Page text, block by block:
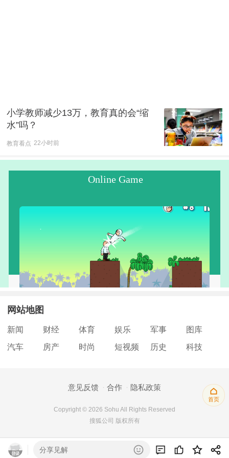
首页
小学教师减少13万，教育真的会“缩
水”吗？
教育看点 22小时前
网站地图
新闻 财经 体育 娱乐 军事
图库
汽车
房产 时尚 短视频 历史 科技
意见反馈 合作 隐私政策
Copyright © 2026 Sohu All Rights Reserved
搜狐公司 版权所有